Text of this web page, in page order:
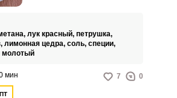
закуску к обеду. Этот салат
очень питательный и вкусный,
он содержит картофель, яйца,
лук красный, петрушка,
лимонная цедра, соль, специи,
молотый
мин 7 0